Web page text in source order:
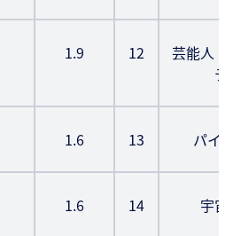
1.9 12
芸能人
デ
1.6 13 パイ
1.6 14 宇